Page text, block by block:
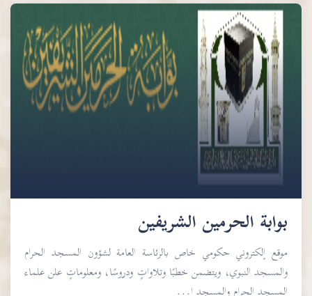
بوابة الحرمين الشريفين
موقع إلكتروني حكومي خاص بالرئاسة العامة لشؤون المسجد الحرام
والمسجد النبوي، ويتضمن خطبًا وتلاواتٍ ودروسًا، ومعلوماتٍ علن علماء